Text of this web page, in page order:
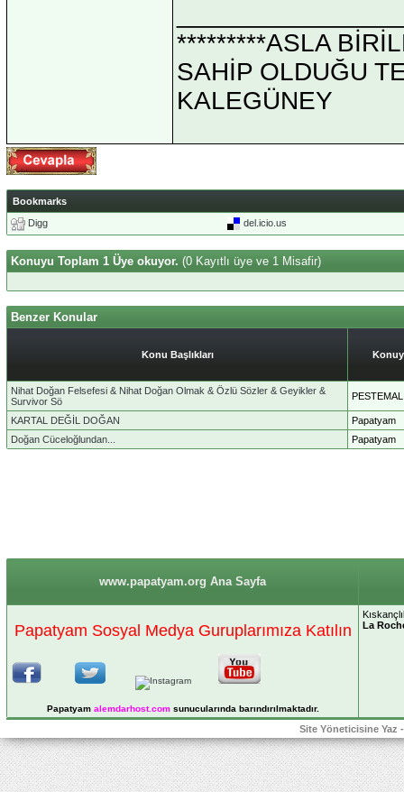
*********ASLA
SAHİP OLDUĞU
KALEGÜNEY
Bookmarks
Digg
del.icio.us
Konuyu Toplam 1 Üye okuyor. (0 Kayıtlı üye ve 1 Misafir)
Benzer Konular
Konu Başlıkları
Nihat Doğan Felsefesi & Nihat Doğan Olmak & Özlü Sözler & Geyikler &
Survivor Sö
PESTEMAL
KARTAL DEĞİL DOĞAN
Papatyam
Doğan Cüceloğlundan...
Papatyam
www.papatyam.org Ana Sayfa
Papatyam Sosyal Medya Guruplarımıza Katılın
Papatyam alemdarhost.comsunucularında barındırılmaktadır.
La
Site Yöneticisine Yaz